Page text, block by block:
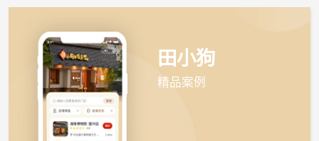
田小狗
精品案例